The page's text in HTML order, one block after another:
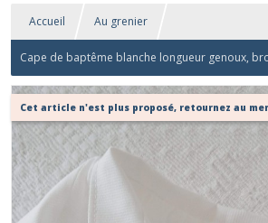
Accueil Au grenier
Cape de baptême blanche longueur genoux,